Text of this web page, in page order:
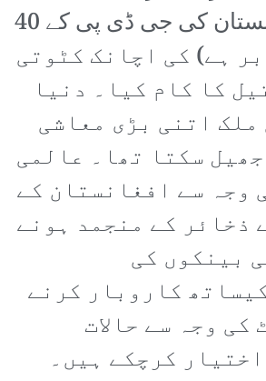
زیادہ، جو افغانستان کی جی ڈی پی کے 40
ہے) کی اچانک کٹوتی
کا کام کیا۔ دنیا
اتنی بڑی معاشی
سکتا تھا۔ عالمی
وجہ سے افغانستان کے
ذخائر کے منجمد ہونے
بینکوں کی
کاروبار کرنے
کی وجہ سے حالات
کرچکے ہیں۔